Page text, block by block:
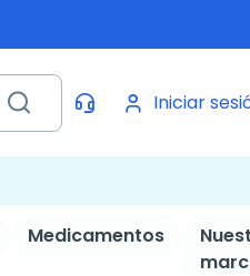
Iniciar
Medicamentos